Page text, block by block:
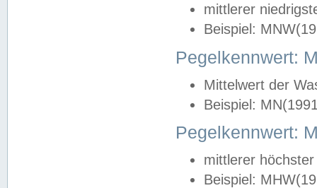
mittlerer
Beispiel:
Pegelkennwert:
Mittelwert der
Beispiel:
Pegelkennwert:
mittlerer
Beispiel: